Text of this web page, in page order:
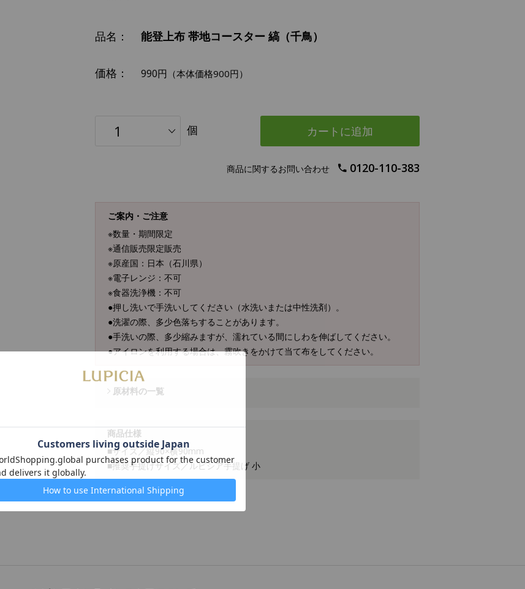
品名： 能登上布 帯地コースター 縞（千鳥）
価格： 990円 （本体価格900円）
個 カートに追加
商品に関するお問い合わせ 0120-110-383
ご案内・ご注意
※数量・期間限定
※通信販売限定販売
※原産国：日本（石川県）
※電子レンジ：不可
※食器洗浄機：不可
●押し洗いで手洗いしてください（水洗いまたは中性洗剤）。
●洗濯の際、多少色落ちすることがあります。
●手洗いの際、多少縮みますが、濡れている間にしわを伸ばしてください。
●アイロンを利用する場合は、霧吹きをかけて当て布をしてください。
原材料の一覧
商品仕様
■サイズ／縦90×横90mm
■推奨手提げサイズ／ルピシア手提げ 小